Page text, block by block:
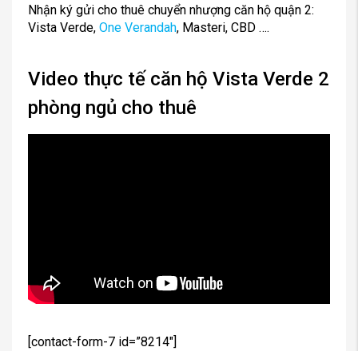
Nhận ký gửi cho thuê chuyển nhượng căn hộ quận 2:
Vista Verde, One Verandah, Masteri, CBD ….
Video thực tế căn hộ Vista Verde 2
phòng ngủ cho thuê
[contact-form-7 id=”8214″]